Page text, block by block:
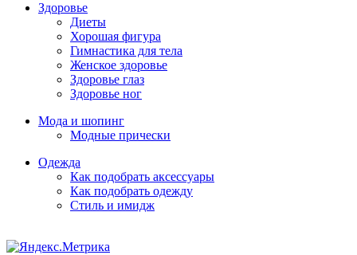
Здоровье
Диеты
Хорошая фигура
Гимнастика для тела
Женское здоровье
Здоровье глаз
Здоровье ног
Мода и шопинг
Модные прически
Одежда
Как подобрать аксессуары
Как подобрать одежду
Стиль и имидж